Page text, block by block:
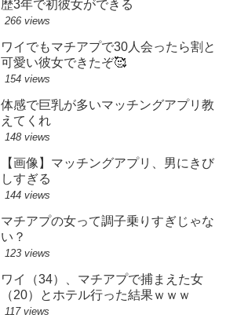
歴3年で初彼女ができる
266 views
ワイでもマチアプで30人会ったら割と
可愛い彼女できたぞ🥰
154 views
体感で巨乳が多いマッチングアプリ教
えてくれ
148 views
【画像】マッチングアプリ、男にきび
しすぎる
144 views
マチアプの女って調子乗りすぎじゃな
い？
123 views
ワイ（34）、マチアプで捕まえた女
（20）とホテル行った結果ｗｗｗ
117 views